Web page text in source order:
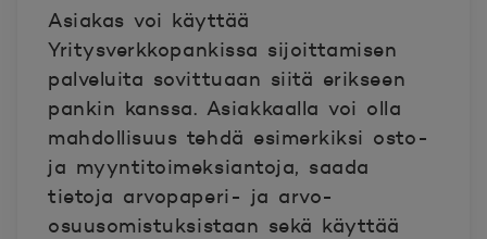
Asiakas voi käyttää
Yritysverkkopankissa sijoittamisen
palveluita sovittuaan siitä erikseen
pankin kanssa. Asiakkaalla voi olla
mahdollisuus tehdä esimerkiksi osto-
ja myyntitoimeksiantoja, saada
tietoja arvopaperi- ja arvo-
osuusomistuksistaan sekä käyttää